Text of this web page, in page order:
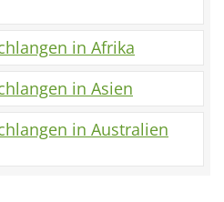
in Afrika
in Asien
in Australien